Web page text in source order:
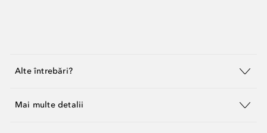
Alte întrebări?
Mai multe detalii